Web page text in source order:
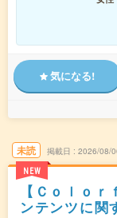
気になる!
未読
NEW
掲載日 2026/08/
【Ｃｏｌｏ
ンテンツに関